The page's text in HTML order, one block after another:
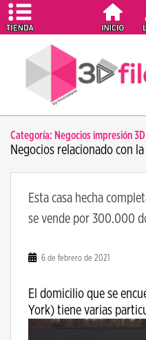
Categoría: Negocios impresión 3D
Negocios relacionado con
Esta casa hecha
se vende por 300.000
6 de febrero de 2021
El domicilio que se
York) tiene varias